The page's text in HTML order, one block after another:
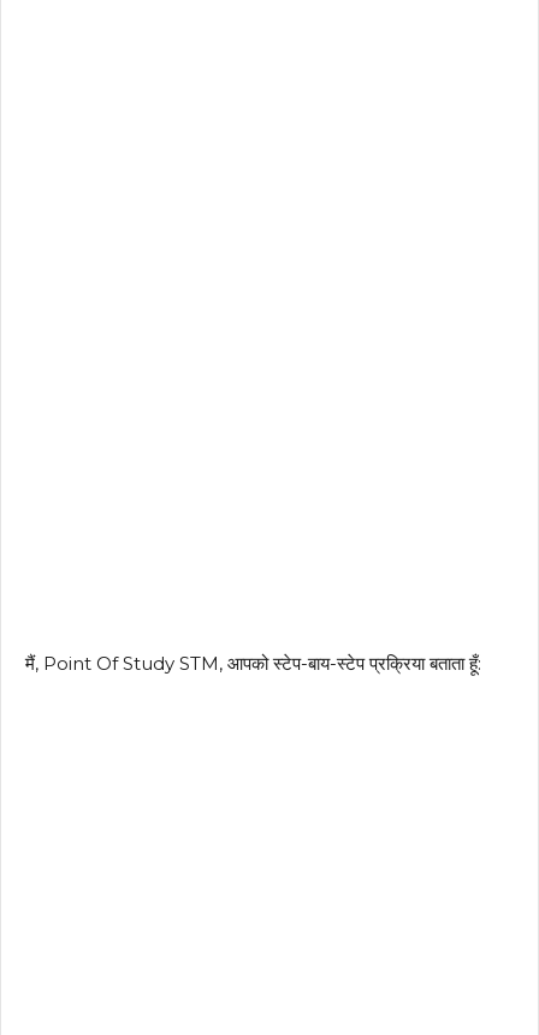
मैं, Point Of Study STM, आपको स्टेप-बाय-स्टेप प्रक्रिया बताता हूँ: